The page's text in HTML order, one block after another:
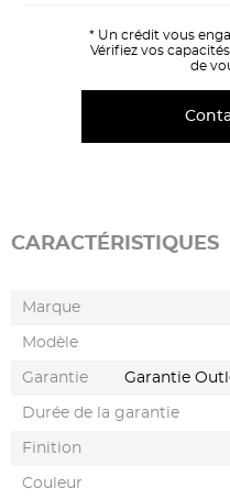
* Un crédit vous
Vérifiez vos
de
CARACTÉRISTIQUES
Marque
Modèle
Garantie Garantie
Durée de la garantie
Finition
Couleur